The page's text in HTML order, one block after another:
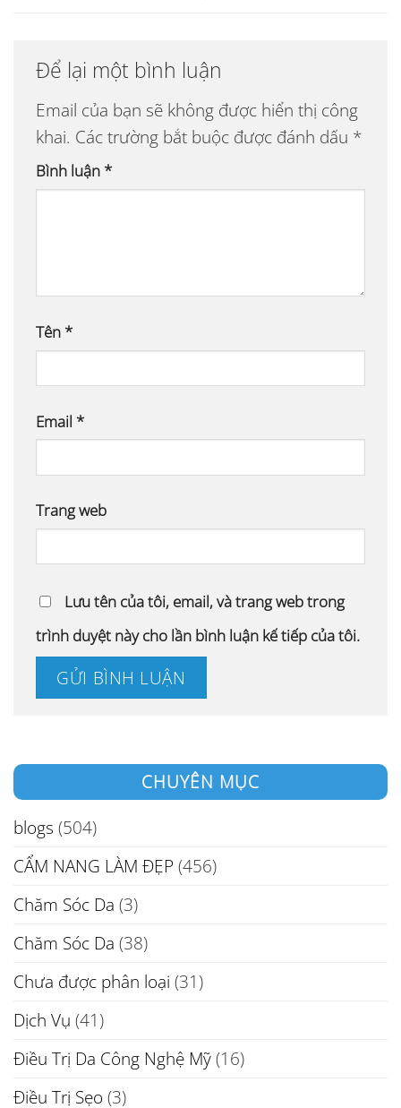
Để lại một bình luận
Email của bạn sẽ không được hiển thị công
khai. Các trường bắt buộc được đánh dấu *
Bình luận *
Tên *
Email *
Trang web
Lưu tên của tôi, email, và trang web trong
trình duyệt này cho lần bình luận kế tiếp của tôi.
CHUYÊN MỤC
blogs (504)
CẨM NANG LÀM ĐẸP (456)
Chăm Sóc Da (3)
Chăm Sóc Da (38)
Chưa được phân loại (31)
Dịch Vụ (41)
Điều Trị Da Công Nghệ Mỹ(16)
Điều Trị Sẹo (3)